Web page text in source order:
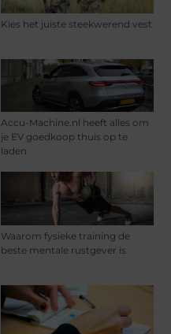
Kies het juiste steekwerend vest
Accu-Machine.nl heeft alles om
je EV goedkoop thuis op te
laden
Waarom fysieke training de
beste mentale rustgever is